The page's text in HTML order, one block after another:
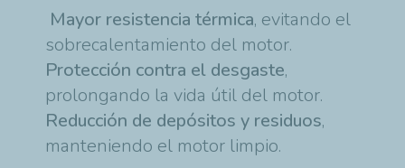
Mayor resistencia térmica, evitando el
sobrecalentamiento del motor.
Protección contra el desgaste,
prolongando la vida útil del motor.
Reducción de depósitos y residuos,
manteniendo el motor limpio.